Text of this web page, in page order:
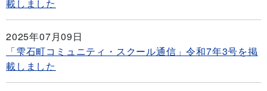
載しました
2025年07月09日
「雫石町コミュニティ・スクール通信」令和7年3号を掲
載しました